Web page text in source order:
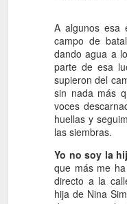
A algunos esa
campo de
dando agua a
parte de esa
supieron del
sin nada más
voces
huellas y
las siembras.
Yo no soy la
que más me
directo a la
hija de Nina